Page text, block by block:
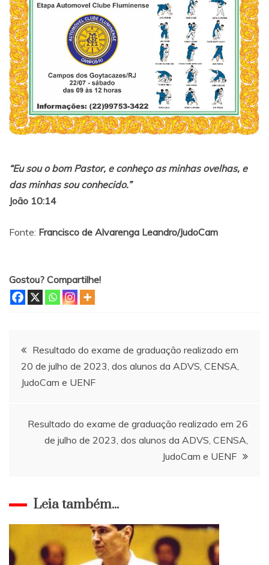
“Eu sou o bom Pastor, e conheço as minhas ovelhas, e
das minhas sou conhecido.”
João 10:14
Fonte: Francisco de Alvarenga Leandro/JudoCam
Gostou? Compartilhe!
Navegação
de
Resultado do exame de graduação realizado em
20 de julho de 2023, dos alunos da ADVS, CENSA,
JudoCam e UENF
Resultado do exame de graduação realizado em 26
de julho de 2023, dos alunos da ADVS, CENSA,
JudoCam e UENF
Leia também...